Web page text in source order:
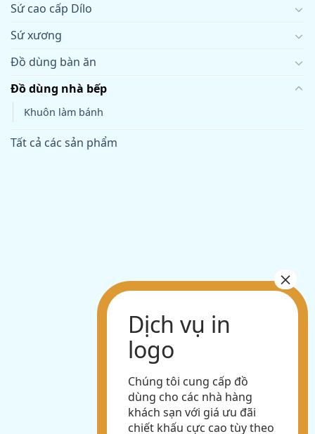
Sứ cao cấp Dílo
Sứ xương
Đồ dùng bàn ăn
Đồ dùng nhà bếp
Khuôn làm bánh
Tất cả các sản phẩm
Chúng tôi cung cấp đồ
dùng cho các nhà hàng
khách sạn với giá ưu đãi
chiết khấu cực cao tùy theo